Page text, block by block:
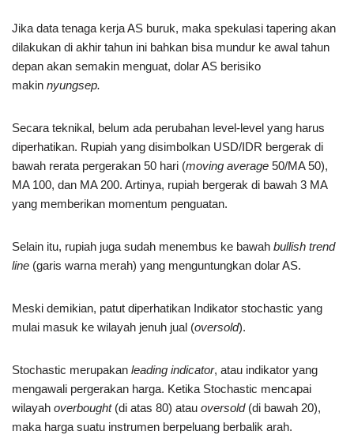
Jika data tenaga kerja AS buruk, maka spekulasi tapering akan
dilakukan di akhir tahun ini bahkan bisa mundur ke awal tahun
depan akan semakin menguat, dolar AS berisiko
makin nyungsep.
Secara teknikal, belum ada perubahan level-level yang harus
diperhatikan. Rupiah yang disimbolkan USD/IDR bergerak di
bawah rerata pergerakan 50 hari (moving average 50/MA 50),
MA 100, dan MA 200. Artinya, rupiah bergerak di bawah 3 MA
yang memberikan momentum penguatan.
Selain itu, rupiah juga sudah menembus ke bawah bullish trend
line (garis warna merah) yang menguntungkan dolar AS.
Meski demikian, patut diperhatikan Indikator stochastic yang
mulai masuk ke wilayah jenuh jual (oversold).
Stochastic merupakan leading indicator, atau indikator yang
mengawali pergerakan harga. Ketika Stochastic mencapai
wilayah overbought(di atas 80) atau oversold(di bawah 20),
maka harga suatu instrumen berpeluang berbalik arah.